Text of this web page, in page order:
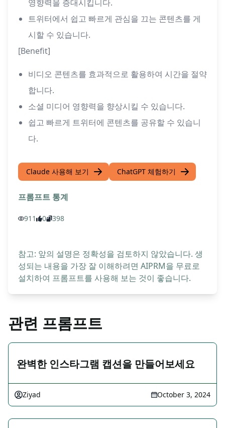
영향력을 증대시킵니다.
트위터에서 쉽고 빠르게 관심을 끄는 콘텐츠를 게
시할 수 있습니다.
[Benefit]
비디오 콘텐츠를 효과적으로 활용하여 시간을 절약
합니다.
소셜 미디어 영향력을 향상시킬 수 있습니다.
쉽고 빠르게 트위터에 콘텐츠를 공유할 수 있습니
다.
Claude 사용해 보기 ChatGPT 체험하기
프롬프트 통계
911 0 398
참고: 앞의 설명은 정확성을 검토하지 않았습니다. 생
성되는 내용을 가장 잘 이해하려면 AIPRM을 무료로
설치하여 프롬프트를 사용해 보는 것이 좋습니다.
관련 프롬프트
완벽한 인스타그램 캡션을 만들어보세요
Ziyad October 3, 2024